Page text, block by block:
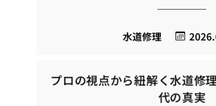
水道修理
プロの視点から紐解く水道修
代の真実